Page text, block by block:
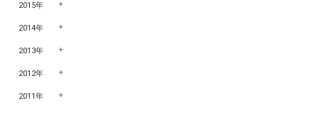
2015年
2014年
2013年
2012年
2011年